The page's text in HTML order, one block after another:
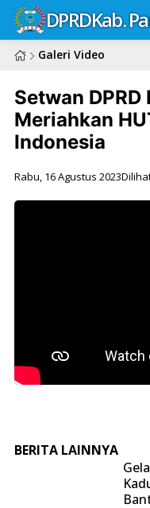
DPRDKab.
Galeri Video
Setwan
Meriahkan
Indonesia
Rabu, 16 Agustus 2023
BERITA LAINNYA